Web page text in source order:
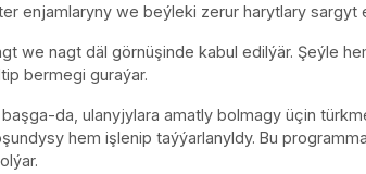
enjamlaryny we beýleki zerur harytlary sargyt
we nagt däl görnüşinde kabul edilýär. Şeýle
bermegi guraýar.
da, ulanyjylara amatly bolmagy üçin
hem işlenip taýýarlanyldy. Bu